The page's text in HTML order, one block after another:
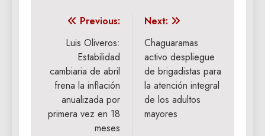
Navegación
entradas
Previous:
Luis Oliveros:
Estabilidad
cambiaria de abril
frena la inflación
anualizada por
primera vez en 18
meses
Next:
Chaguaramas
activo despliegue
de brigadistas para
la atención integral
de los adultos
mayores